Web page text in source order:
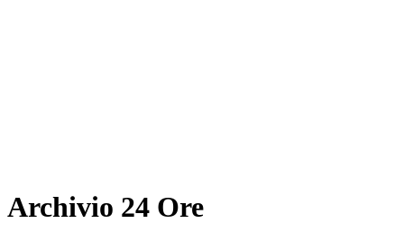
Archivio 24 Ore